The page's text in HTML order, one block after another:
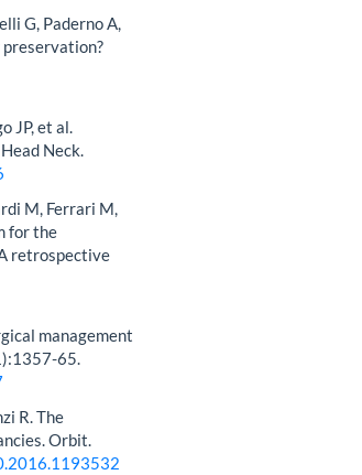
G, Paderno A,
preservation?
JP, et al.
Neck.
M, Ferrari M,
for the
retrospective
management
65.
R. The
Orbit.